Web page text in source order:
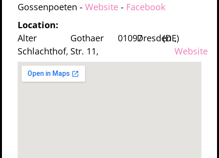
Gossenpoeten - Website - Facebook
Location:
Alter
Schlachthof,
Gothaer
Str. 11,
01097Dresden
(DE)
,
Website